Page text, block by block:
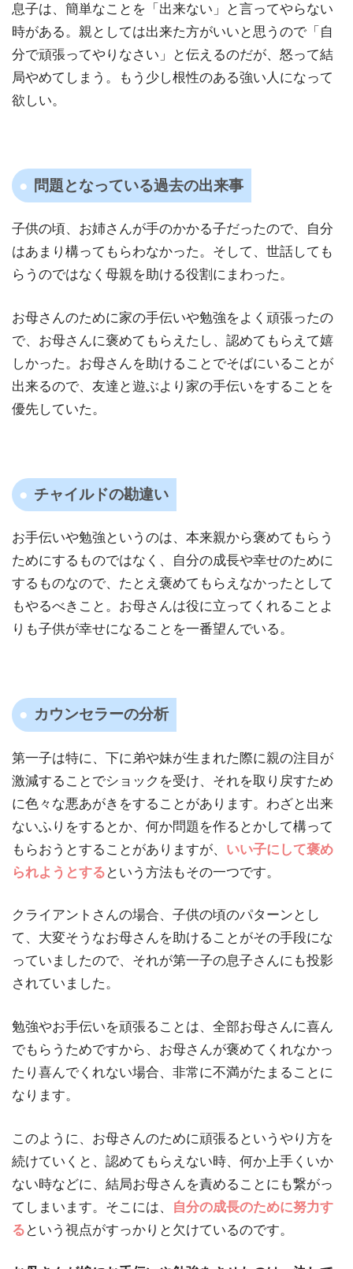
息子は、簡単なことを「出来ない」と言ってやらない
時がある。親としては出来た方がいいと思うので「自
分で頑張ってやりなさい」と伝えるのだが、怒って結
局やめてしまう。もう少し根性のある強い人になって
欲しい。
問題となっている過去の出来事
子供の頃、お姉さんが手のかかる子だったので、自分
はあまり構ってもらわなかった。そして、世話しても
らうのではなく母親を助ける役割にまわった。
お母さんのために家の手伝いや勉強をよく頑張ったの
で、お母さんに褒めてもらえたし、認めてもらえて嬉
しかった。お母さんを助けることでそばにいることが
出来るので、友達と遊ぶより家の手伝いをすることを
優先していた。
チャイルドの勘違い
お手伝いや勉強というのは、本来親から褒めてもらう
ためにするものではなく、自分の成長や幸せのために
するものなので、たとえ褒めてもらえなかったとして
もやるべきこと。お母さんは役に立ってくれることよ
りも子供が幸せになることを一番望んでいる。
カウンセラーの分析
第一子は特に、下に弟や妹が生まれた際に親の注目が
激減することでショックを受け、それを取り戻すため
に色々な悪あがきをすることがあります。わざと出来
ないふりをするとか、何か問題を作るとかして構って
もらおうとすることがありますが、 いい子にして褒め
られようとする という方法もその一つです。
クライアントさんの場合、子供の頃のパターンとし
て、大変そうなお母さんを助けることがその手段にな
っていましたので、それが第一子の息子さんにも投影
されていました。
勉強やお手伝いを頑張ることは、全部お母さんに喜ん
でもらうためですから、お母さんが褒めてくれなかっ
たり喜んでくれない場合、非常に不満がたまることに
なります。
このように、お母さんのために頑張るというやり方を
続けていくと、認めてもらえない時、何か上手くいか
ない時などに、結局お母さんを責めることにも繋がっ
てしまいます。そこには、
自分の成長のために努力す
る という視点がすっかりと欠けているのです。